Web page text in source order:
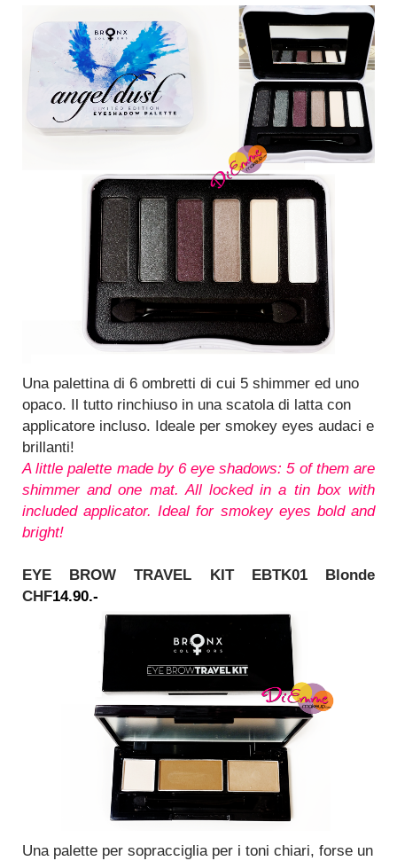
Una palettina di 6 ombretti di cui 5 shimmer ed uno
opaco. Il tutto rinchiuso in una scatola di latta con
applicatore incluso. Ideale per smokey eyes audaci e
brillanti!
A little palette made by 6 eye shadows: 5 of them are
shimmer and one mat. All locked in a tin box with
included applicator. Ideal for smokey eyes bold and
bright!
EYE BROW TRAVEL KIT EBTK01 Blonde
CHF14.90.-
Una palette per sopracciglia per i toni chiari, forse un